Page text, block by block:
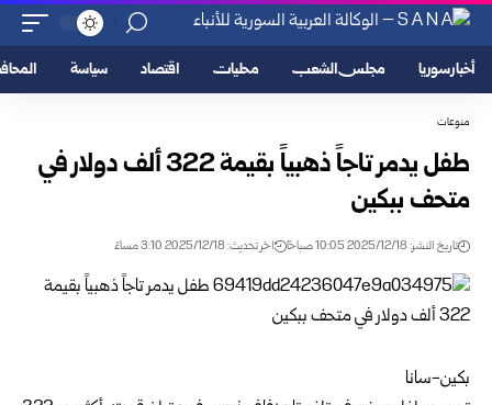
أخبار سوريا مجلس الشعب محليات اقتصاد سياسة
منوعات
طفل يدمر تاجاً ذهبياً بقيمة 322 ألف دولار في
متحف ببكين
تاريخ النشر: 2025/12/18 10:05 صباحًا اخر تحديث: 2025/12/18 3:10 مساءً
بكين-سانا